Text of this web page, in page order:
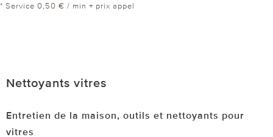
* Service 0,50 € / min + prix appel
Nettoyants vitres
Entretien de la maison, outils et nettoyants pour
vitres